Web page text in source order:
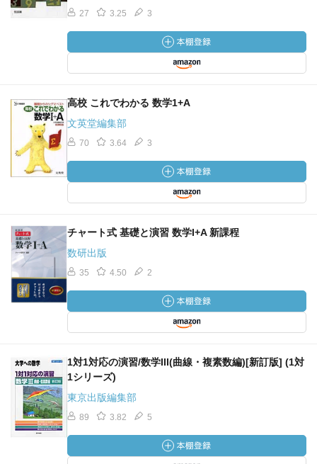
27 3.25 3
高校 これでわかる 数学1+A
文英堂編集部
70 3.64 3
チャート式 基礎と演習 数学I+A 新課程
数研出版
35 4.50 2
1対1対応の演習/数学III(曲線・複素数編)[新訂版] (1対
1シリーズ)
東京出版編集部
89 3.82 5